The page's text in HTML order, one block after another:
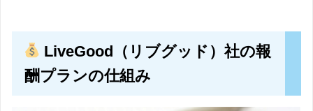
LiveGood（リブグッド）社の報
酬プランの仕組み